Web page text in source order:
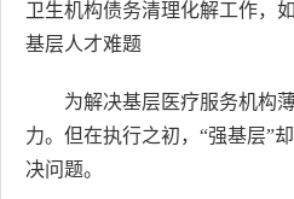
卫生机构债务清理化解工作，
基层人才难题
为解决基层医疗服务机构
力。但在执行之初，“强基层”
决问题。